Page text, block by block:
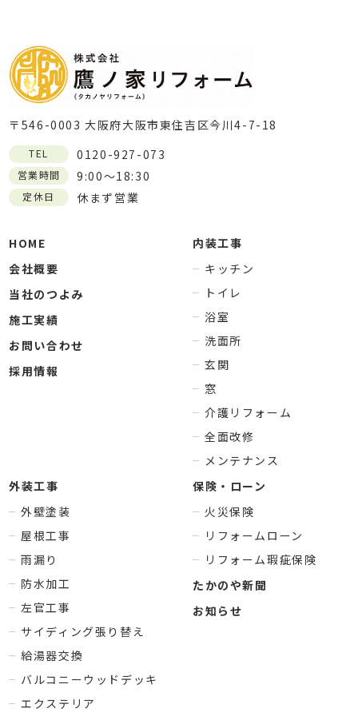
〒546-0003 大阪府大阪市東住吉区今川4-7-18
TEL 0120-927-073
営業時間 9:00～18:30
定休日 休まず営業
HOME
会社概要
当社のつよみ
施工実績
お問い合わせ
採用情報
内装工事
キッチン
トイレ
浴室
洗面所
玄関
窓
介護リフォーム
全面改修
メンテナンス
外装工事
外壁塗装
屋根工事
雨漏り
防水加工
左官工事
サイディング張り替え
給湯器交換
バルコニーウッドデッキ
エクステリア
保険・ローン
火災保険
リフォームローン
リフォーム瑕疵保険
たかのや新聞
お知らせ